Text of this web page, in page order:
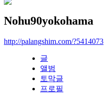
Nohu90yokohama
http://palangshim.com/?5414073
글
앨범
토막글
프로필